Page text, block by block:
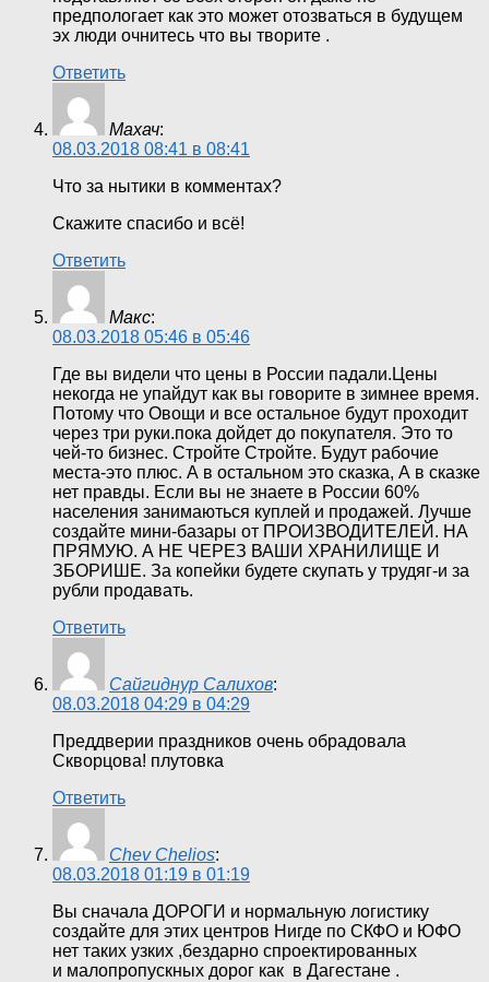
предпологает как это может отозваться в будущем
эх люди очнитесь что вы творите .
Ответить
Махач:
08.03.2018 08:41 в 08:41
Что за нытики в комментах?
Скажите спасибо и всё!
Ответить
Макс:
08.03.2018 05:46 в 05:46
Где вы видели что цены в России падали.Цены
некогда не упайдут как вы говорите в зимнее время.
Потому что Овощи и все остальное будут проходит
через три руки.пока дойдет до покупателя. Это то
чей-то бизнес. Стройте Стройте. Будут рабочие
места-это плюс. А в остальном это сказка, А в сказке
нет правды. Если вы не знаете в России 60%
населения занимаються куплей и продажей. Лучше
создайте мини-базары от ПРОИЗВОДИТЕЛЕЙ. НА
ПРЯМУЮ. А НЕ ЧЕРЕЗ ВАШИ ХРАНИЛИЩЕ И
ЗБОРИШЕ. За копейки будете скупать у трудяг-и за
рубли продавать.
Ответить
Сайгиднур Салихов:
08.03.2018 04:29 в 04:29
Преддверии праздников очень обрадовала
Скворцова! плутовка
Ответить
Chev Chelios:
08.03.2018 01:19 в 01:19
Вы сначала ДОРОГИ и нормальную логистику
создайте для этих центров Нигде по СКФО и ЮФО
нет таких узких ,бездарно спроектированных
и малопропускных дорог как в Дагестане .